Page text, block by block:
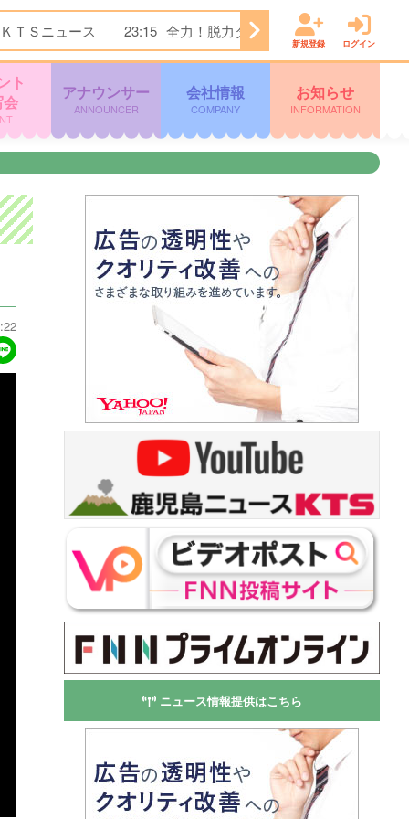
ＫＴＳニュース 23:15 全力！脱力タイムズ 23:45 ＜ノイ
新規登録 ログイン
ト
アナウンサー
ANNOUNCER
会社情報
COMPANY
お知らせ
INFORMATION
ニュース情報提供はこちら